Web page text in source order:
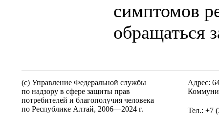
симптомов
обращаться
(c) Управление Федеральной службы
по надзору в сфере защиты прав
потребителей и благополучия человека
по Республике Алтай, 2006—2024 г.
Адрес:
Тел.: +7